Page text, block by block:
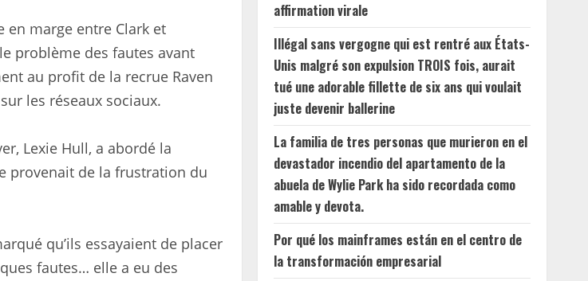
en marge entre Clark et
problème des fautes avant
au profit de la recrue Raven
les réseaux sociaux.
Lexie Hull, a abordé la
provenait de la frustration du
qu’ils essayaient de placer
fautes… elle a eu des
affirmation virale
Illégal sans vergogne qui est rentré aux États-
Unis malgré son expulsion TROIS fois, aurait
tué une adorable fillette de six ans qui voulait
juste devenir ballerine
La familia de tres personas que murieron en el
devastador incendio del apartamento de la
abuela de Wylie Park ha sido recordada como
amable y devota.
Por qué los mainframes están en el centro de
la transformación empresarial